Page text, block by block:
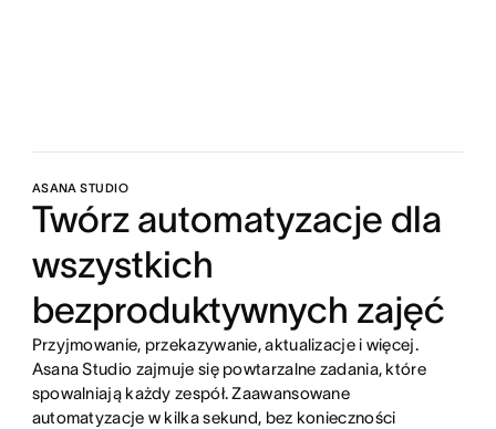
ASANA STUDIO
Twórz automatyzacje dla
wszystkich
bezproduktywnych zajęć
Przyjmowanie, przekazywanie, aktualizacje i więcej.
Asana Studio zajmuje się powtarzalne zadania, które
spowalniają każdy zespół. Zaawansowane
automatyzacje w kilka sekund, bez konieczności